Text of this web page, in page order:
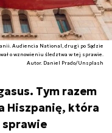
Audiencia National, drugi po Sądzie
o wznowieniu śledztwa w tej sprawie.
Autor. Daniel Prado/Unsplash
Tym razem
Hiszpanię, która
sprawie